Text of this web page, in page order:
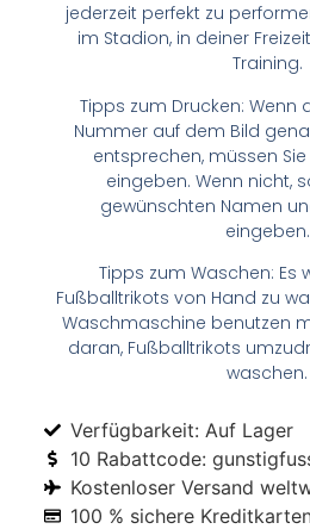
jederzeit perfekt zu
im Stadion, in deiner
Training.
Tipps zum Drucken: Wenn
Nummer auf dem Bild
entsprechen, müssen
eingeben. Wenn nicht,
gewünschten Namen
eingeben.
Tipps zum Waschen: Es
Fußballtrikots von Hand zu
Waschmaschine benutzen
daran, Fußballtrikots
waschen.
Verfügbarkeit: Auf Lager
10 Rabattcode:
Kostenloser Versand
100 % sichere